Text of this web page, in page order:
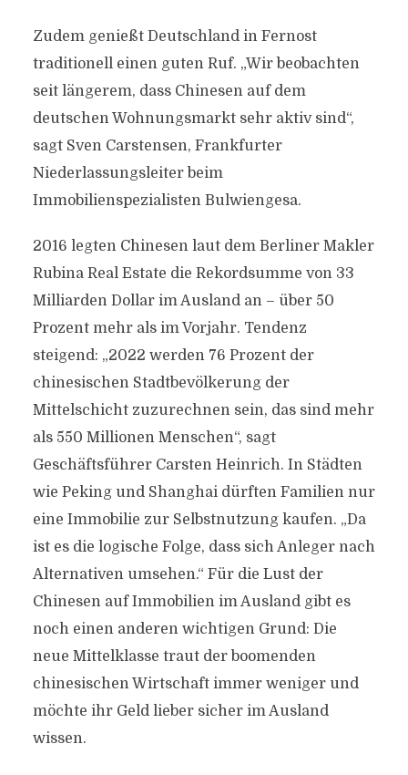
Zudem genießt Deutschland in Fernost
traditionell einen guten Ruf. „Wir beobachten
seit längerem, dass Chinesen auf dem
deutschen Wohnungsmarkt sehr aktiv sind“,
sagt Sven Carstensen, Frankfurter
Niederlassungsleiter beim
Immobilienspezialisten Bulwiengesa.
2016 legten Chinesen laut dem Berliner Makler
Rubina Real Estate die Rekordsumme von 33
Milliarden Dollar im Ausland an – über 50
Prozent mehr als im Vorjahr. Tendenz
steigend: „2022 werden 76 Prozent der
chinesischen Stadtbevölkerung der
Mittelschicht zuzurechnen sein, das sind mehr
als 550 Millionen Menschen“, sagt
Geschäftsführer Carsten Heinrich. In Städten
wie Peking und Shanghai dürften Familien nur
eine Immobilie zur Selbstnutzung kaufen. „Da
ist es die logische Folge, dass sich Anleger nach
Alternativen umsehen.“ Für die Lust der
Chinesen auf Immobilien im Ausland gibt es
noch einen anderen wichtigen Grund: Die
neue Mittelklasse traut der boomenden
chinesischen Wirtschaft immer weniger und
möchte ihr Geld lieber sicher im Ausland
wissen.